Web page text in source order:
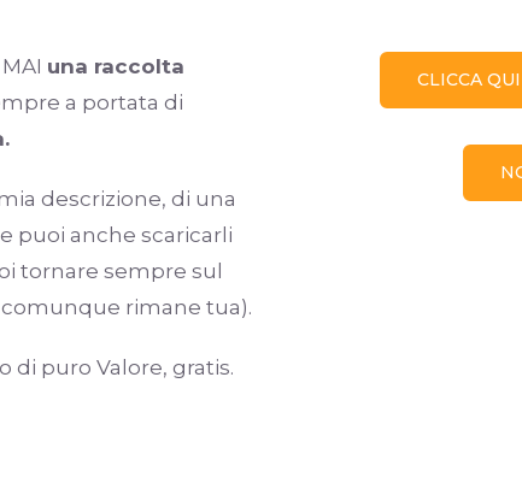
una raccolta
a portata di
descrizione, di una
puoi anche scaricarli
tornare sempre sul
rimane tua).
di puro Valore, gratis.
CLICCA